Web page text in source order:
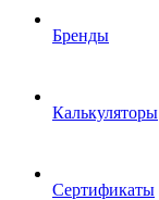
Бренды
Калькуляторы
Сертификаты